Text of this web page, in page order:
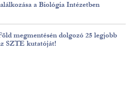
a Biológia Intézetben
megmentésén dolgozó 25 legjobb
SZTE kutatóját!